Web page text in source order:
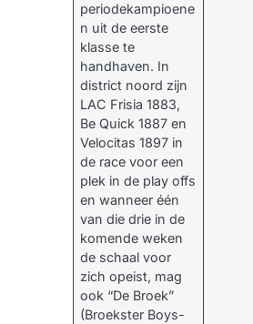
periodekampioene
n uit de eerste
klasse te
handhaven. In
district noord zijn
LAC Frisia 1883,
Be Quick 1887 en
Velocitas 1897 in
de race voor een
plek in de play offs
en wanneer één
van die drie in de
komende weken
de schaal voor
zich opeist, mag
ook “De Broek”
(Broekster Boys-